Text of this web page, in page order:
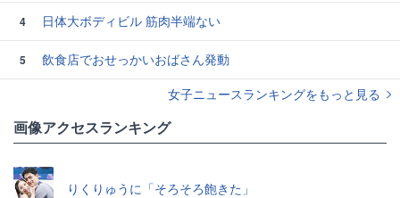
4 日体大ボディビル 筋肉半端ない
5
飲食店でおせっかいおばさん発動
女子ニュースランキングをもっと見る
画像アクセスランキング
りくりゅうに「そろそろ飽きた」